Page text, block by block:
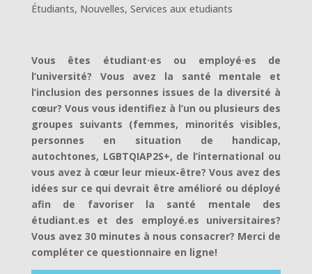
Étudiants, Nouvelles, Services aux etudiants
Vous êtes étudiant·es ou employé·es de
l’université? Vous avez la santé mentale et
l’inclusion des personnes issues de la diversité à
cœur? Vous vous identifiez à l’un ou plusieurs des
groupes suivants (femmes, minorités visibles,
personnes en situation de handicap,
autochtones, LGBTQIAP2S+, de l’international ou
vous avez à cœur leur mieux-être? Vous avez des
idées sur ce qui devrait être amélioré ou déployé
afin de favoriser la santé mentale des
étudiant.es et des employé.es universitaires?
Vous avez 30 minutes à nous consacrer? Merci de
compléter ce questionnaire en ligne!